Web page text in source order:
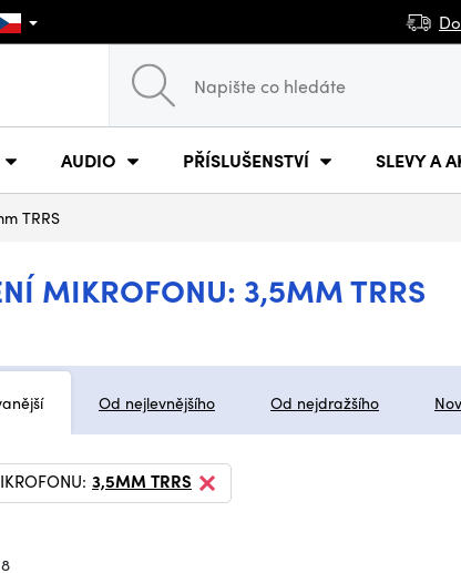
AUDIO PŘÍSLUŠENSTVÍ SLEVY A
TRRS
MIKROFONU: 3,5MM TRRS
Od nejlevnějšího Od nejdražšího
3,5MM TRRS